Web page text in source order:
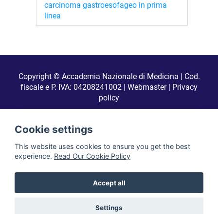
carcinoma gastroesofageo in prima
linea
Copyright © Accademia Nazionale di Medicina | Cod.
fiscale e P. IVA: 04208241002 | Webmaster| Privacy
policy
Font logo di oNline Web Fontslicenziato secondo CC BY 4.0
Cookie settings
This website uses cookies to ensure you get the best
experience. Read Our Cookie Policy
Accept all
Settings